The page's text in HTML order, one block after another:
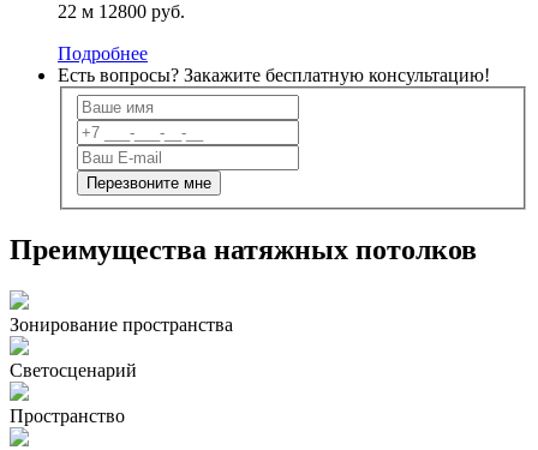
22 м 12800 руб.
Подробнее
Есть вопросы? Закажите бесплатную консультацию!
Преимущества натяжных потолков
Зонирование пространства
Светосценарий
Пространство